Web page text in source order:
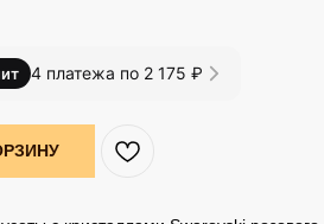
4 платежа по 2 175 ₽